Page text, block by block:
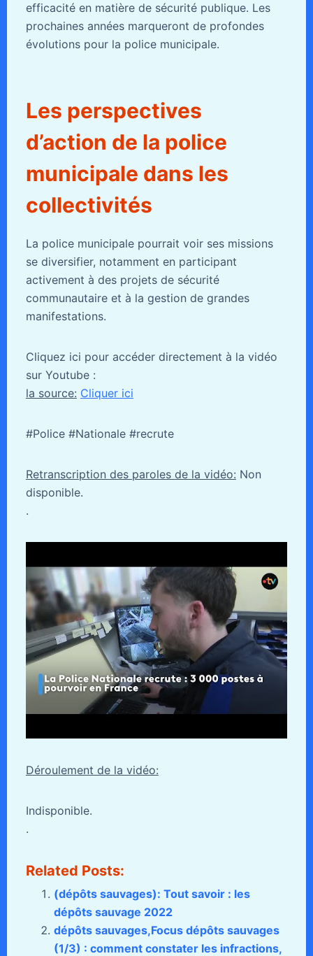
efficacité en matière de sécurité publique. Les
prochaines années marqueront de profondes
évolutions pour la police municipale.
Les perspectives
d’action de la police
municipale dans les
collectivités
La police municipale pourrait voir ses missions
se diversifier, notamment en participant
activement à des projets de sécurité
communautaire et à la gestion de grandes
manifestations.
Cliquez ici pour accéder directement à la vidéo
sur Youtube :
la source: Cliquer ici
#Police #Nationale #recrute
Retranscription des paroles de la vidéo: Non
disponible.
.
Déroulement de la vidéo:
Indisponible.
.
Related Posts:
(dépôts sauvages): Tout savoir : les
dépôts sauvage 2022
dépôts sauvages,Focus dépôts sauvages
(1/3) : comment constater les infractions,